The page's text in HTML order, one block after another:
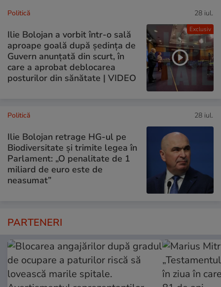
Exclusiv
Politică 28 iul.
Ilie Bolojan a vorbit într-o sală
aproape goală după ședința de
Guvern anunțată din scurt, în
care a aprobat deblocarea
posturilor din sănătate | VIDEO
Politică 28 iul.
Ilie Bolojan retrage HG-ul pe
Biodiversitate și trimite legea în
Parlament: „O penalitate de 1
miliard de euro este de
neasumat”
PARTENERI